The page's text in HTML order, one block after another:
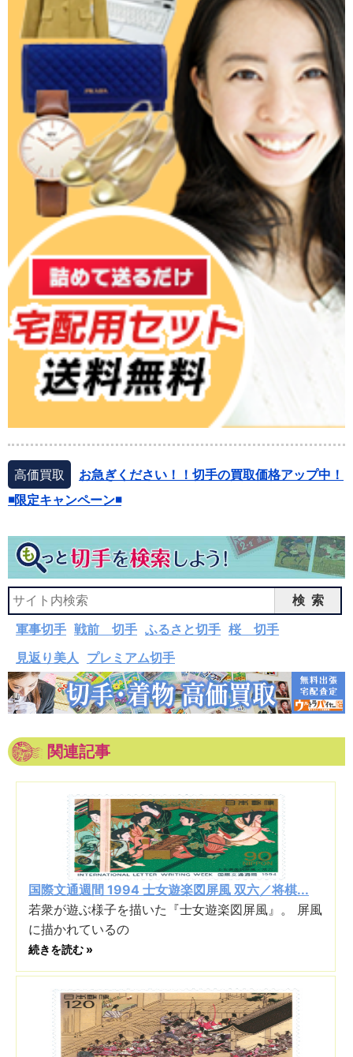
高価買取
お急ぎください！！切手の買取価格アップ中！
◾️限定キャンペーン◾️
検索
軍事切手 戦前 切手 ふるさと切手 桜 切手
見返り美人
プレミアム切手
関連記事
国際文通週間 1994 士女遊楽図屏風 双六／将棋...
若衆が遊ぶ様子を描いた『士女遊楽図屏風』。 屏風
に描かれているの
続きを読む »